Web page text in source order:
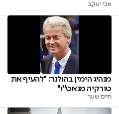
אבי יעקב
מנהיג הימין בהולנד: "להעיף את
טורקיה מנאט"ו"
חיים שער